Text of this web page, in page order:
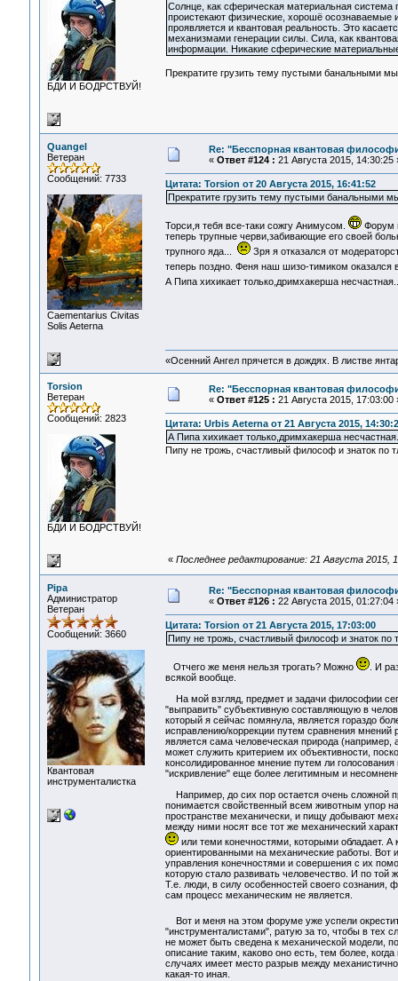
БДИ И БОДРСТВУЙ!
Солнце, как сферическая материальная система
проистекают физические, хорошё
проявляется и квантовая реальность. Это
механизмами генерации силы. Сила, как
информации. Никакие сферические
Прекратите грузить тему пустыми банальными
Quangel
Ветеран
Сообщений: 7733
Сaementarius Civitas
Solis Aeterna
Re: "Бесспорная квантовая
« Ответ #124 : 21 Августа 2015, 14:30:25
Цитата: Torsion от 20 Августа 2015, 16:41:52
Прекратите грузить тему пустыми банальными
Торси,я тебя все-таки сожгу Анимусом.
Форум
теперь трупные черви,забивающие его своей
трупного яда...
Зря я отказался от
теперь поздно. Феня наш шизо-тимиком
А Пипа хихикает только,дримхакерша
«Осенний Ангел прячется в дождях. В листве
Torsion
Ветеран
Сообщений: 2823
БДИ И БОДРСТВУЙ!
Re: "Бесспорная квантовая
« Ответ #125 : 21 Августа 2015, 17:03:00
Цитата: Urbis Aeterna от 21 Августа 2015,
А Пипа хихикает только,дримхакерша
Пипу не трожь, счастливый философ и знаток по
« Последнее редактирование: 21 Августа 2015,
Pipa
Администратор
Ветеран
Сообщений: 3660
Квантовая
инструменталистка
Re: "Бесспорная квантовая
« Ответ #126 : 22 Августа 2015, 01:27:04
Цитата: Torsion от 21 Августа 2015, 17:03:00
Пипу не трожь, счастливый философ и знаток по
Отчего же меня нельзя трогать? Можно
. И
всякой вообще.
На мой взгляд, предмет и задачи философии
"выправить" субъективную составляющую в
который я сейчас помянула, является гораздо
исправлению/коррекции путем сравнения мнений
является сама человеческая природа
может служить критерием их объективности,
консолидированное мнение путем ли
"искривление" еще более легитимным и
Например, до сих пор остается очень сложной
понимается свойственный всем животным упор
пространстве механически, и пищу добывают
между ними носят все тот же механический
или теми конечностями, которыми обладает.
ориентированными на механические работы.
управления конечностями и совершения с их
которую стало развивать человечество. И по
Т.е. люди, в силу особенностей своего сознания,
сам процесс механическим не является.
Вот и меня на этом форуме уже успели
"инструменталистами", ратую за то, чтобы в тех
не может быть сведена к механической модели,
описание таким, каково оно есть, тем более,
случаях имеет место разрыв между
какая-то иная.